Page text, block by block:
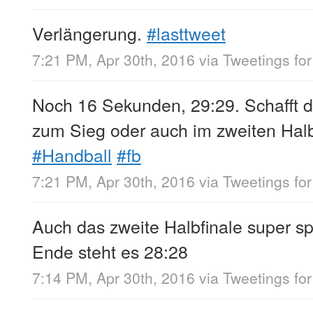
Verlängerung. #lasttweet
7:21 PM, Apr 30th, 2016 via Tweetings
Noch 16 Sekunden, 29:29. Schafft
zum Sieg oder auch im zweiten
#Handball #fb
7:21 PM, Apr 30th, 2016 via Tweetings
Auch das zweite Halbfinale super
Ende steht es 28:28
7:14 PM, Apr 30th, 2016 via Tweetings